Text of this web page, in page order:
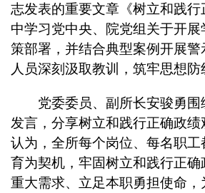
志发表的重要文章《树立和践
中学习党中央、院党组关于开
策部署，并结合典型案例开展
人员深刻汲取教训，筑牢思想防
党委委员、副所长安骏勇
发言，分享树立和践行正确政
认为，全所每个岗位、每名职
育为契机，牢固树立和践行正
重大需求、立足本职勇担使命，